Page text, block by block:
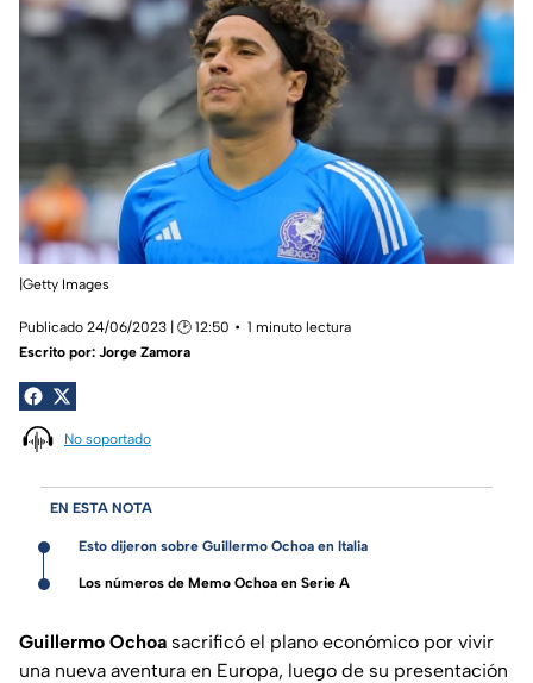
|Getty Images
Publicado 24/06/2023 | 🕑 12:50
1 minuto lectura
Escrito por: Jorge Zamora
No soportado
EN ESTA NOTA
Esto dijeron sobre Guillermo Ochoa en Italia
Los números de Memo Ochoa en Serie A
Guillermo Ochoa sacrificó el plano económico por vivir
una nueva aventura en Europa, luego de su presentación